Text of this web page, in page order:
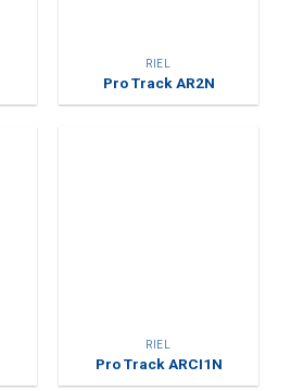
RIEL
Pro Track AR2N
RIEL
Pro Track ARCI1N